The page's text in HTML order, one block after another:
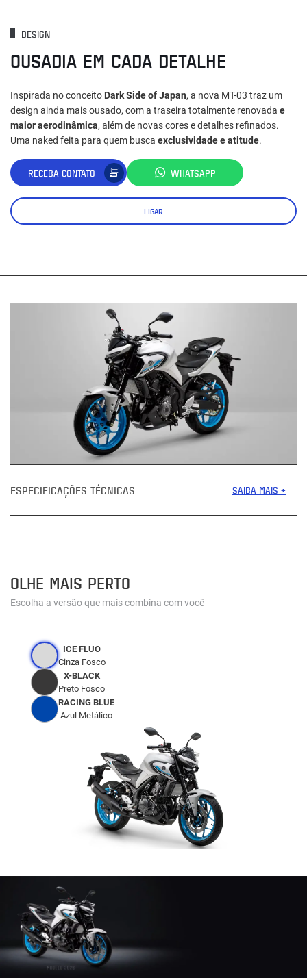
DESIGN
OUSADIA EM CADA DETALHE
Inspirada no conceito Dark Side of Japan, a nova MT-03 traz um
design ainda mais ousado, com a traseira totalmente renovada e
maior aerodinâmica, além de novas cores e detalhes refinados.
Uma naked feita para quem busca exclusividade e atitude.
RECEBA CONTATO WHATSAPP
LIGAR
ESPECIFICAÇÕES TÉCNICAS SAIBA MAIS +
OLHE MAIS PERTO
Escolha a versão que mais combina com você
ICE FLUO
Cinza Fosco
X-BLACK
Preto Fosco
RACING BLUE
Azul Metálico